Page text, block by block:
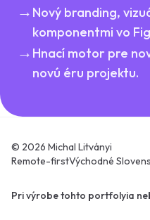
→ Nový branding,
komponentmi vo
→ Hnací motor pre
novú éru projektu.
© 2026 Michal Litványi
Remote-firstVýchodné
Pri výrobe tohto portfolyia